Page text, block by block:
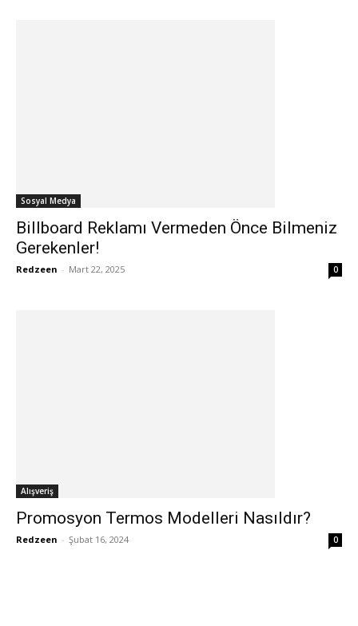
Sosyal Medya
Billboard Reklamı Vermeden Önce Bilmeniz
Gerekenler!
Redzeen - Mart 22, 2025 0
Alışveriş
Promosyon Termos Modelleri Nasıldır?
Redzeen - Şubat 16, 2024 0